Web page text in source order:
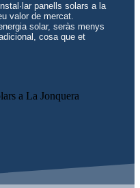
panells solars a la
valor de mercat.
solar, seràs menys
cosa que et